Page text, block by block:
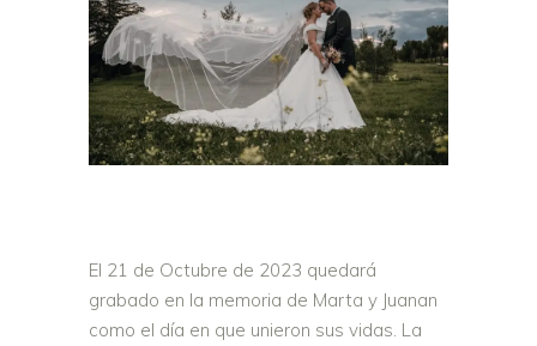
El 21 de Octubre de 2023 quedará
grabado en la memoria de Marta y Juanan
como el día en que unieron sus vidas. La